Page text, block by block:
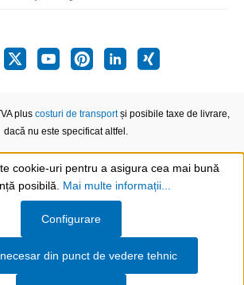
plus costuri de transportși posibile taxe de livrare,
dacă nu este specificat altfel.
cookie-uri pentru a asigura cea mai bună
posibilă. Mai multe informații...
din punct de vedere tehnic
Configurare